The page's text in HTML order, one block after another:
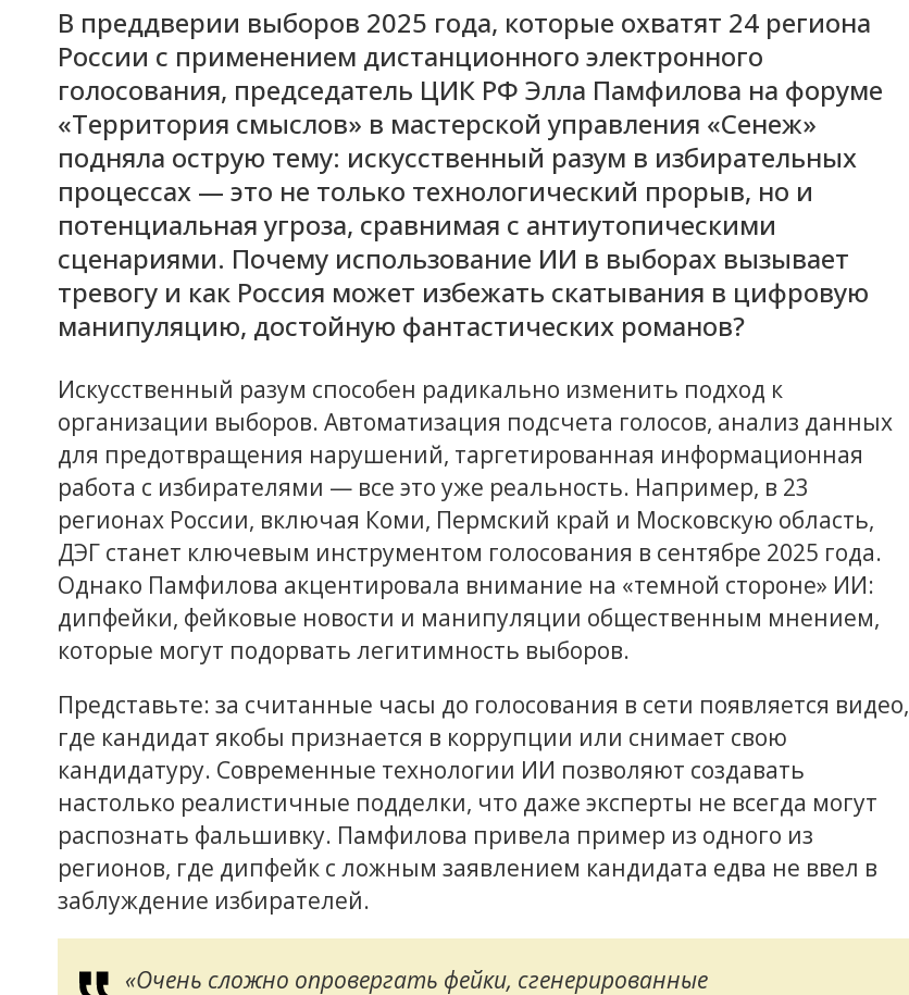
В преддверии выборов 2025 года, которые охватят 24 региона
России с применением дистанционного электронного
голосования, председатель ЦИК РФ Элла Памфилова на форуме
«Территория смыслов» в мастерской управления «Сенеж»
подняла острую тему: искусственный разум в избирательных
процессах — это не только технологический прорыв, но и
потенциальная угроза, сравнимая с антиутопическими
сценариями. Почему использование ИИ в выборах вызывает
тревогу и как Россия может избежать скатывания в цифровую
манипуляцию, достойную фантастических романов?
Искусственный разум способен радикально изменить подход к
организации выборов. Автоматизация подсчета голосов, анализ данных
для предотвращения нарушений, таргетированная информационная
работа с избирателями — все это уже реальность. Например, в 23
регионах России, включая Коми, Пермский край и Московскую область,
ДЭГ станет ключевым инструментом голосования в сентябре 2025 года.
Однако Памфилова акцентировала внимание на «темной стороне» ИИ:
дипфейки, фейковые новости и манипуляции общественным мнением,
которые могут подорвать легитимность выборов.
Представьте: за считанные часы до голосования в сети появляется видео,
где кандидат якобы признается в коррупции или снимает свою
кандидатуру. Современные технологии ИИ позволяют создавать
настолько реалистичные подделки, что даже эксперты не всегда могут
распознать фальшивку. Памфилова привела пример из одного из
регионов, где дипфейк с ложным заявлением кандидата едва не ввел в
заблуждение избирателей.
«Очень сложно опровергать фейки, сгенерированные